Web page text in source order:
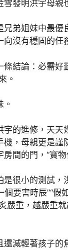
發明洪宇母親
弟姐妹中最
沒有穩固的任
結論：必需好
。
的進修，天
，母親更是
間的門，“寶
很小的測試
要害時辰”“
嚴重，越嚴重
減輕著孩子